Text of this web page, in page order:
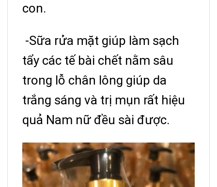
con.
-Sữa rửa mặt giúp làm sạch
tẩy các tế bài chết nằm sâu
trong lỗ chân lông giúp da
trắng sáng và trị mụn rất hiệu
quả Nam nữ đều sài được.